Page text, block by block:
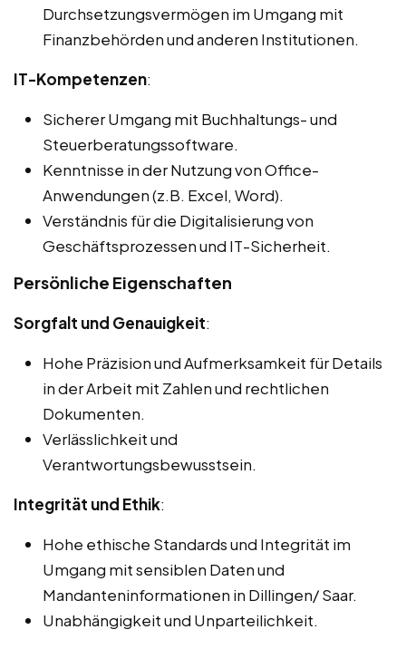
Durchsetzungsvermögen im Umgang mit
Finanzbehörden und anderen Institutionen.
IT-Kompetenzen:
Sicherer Umgang mit Buchhaltungs- und
Steuerberatungssoftware.
Kenntnisse in der Nutzung von Office-
Anwendungen (z.B. Excel, Word).
Verständnis für die Digitalisierung von
Geschäftsprozessen und IT-Sicherheit.
Persönliche Eigenschaften
Sorgfalt und Genauigkeit:
Hohe Präzision und Aufmerksamkeit für Details
in der Arbeit mit Zahlen und rechtlichen
Dokumenten.
Verlässlichkeit und
Verantwortungsbewusstsein.
Integrität und Ethik:
Hohe ethische Standards und Integrität im
Umgang mit sensiblen Daten und
Mandanteninformationen in Dillingen/ Saar.
Unabhängigkeit und Unparteilichkeit.